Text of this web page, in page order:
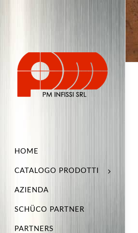
HOME
CATALOGO PRODOTTI
AZIENDA
SCHÜCO PARTNER
PARTNERS